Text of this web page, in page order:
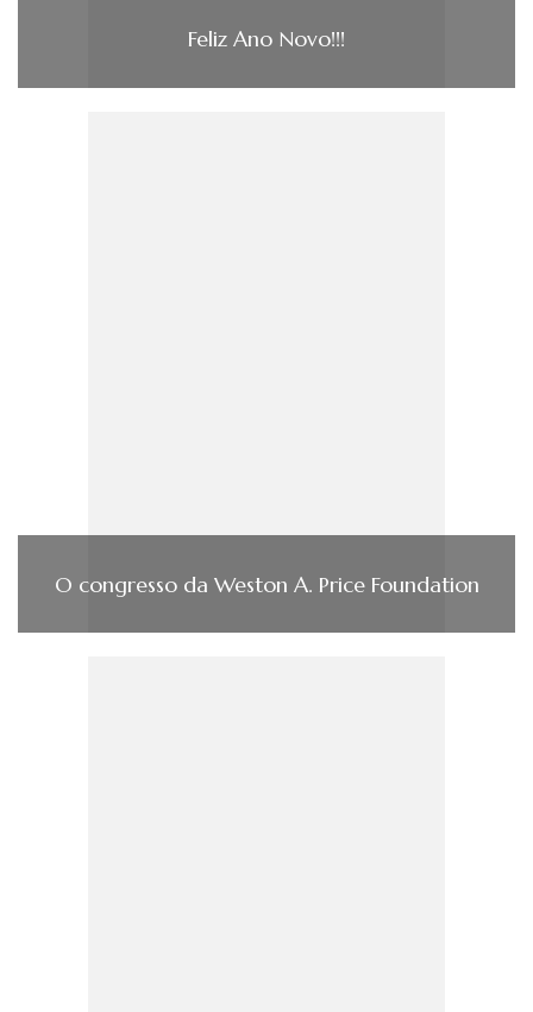
Feliz Ano Novo!!!
O congresso da Weston A. Price Foundation